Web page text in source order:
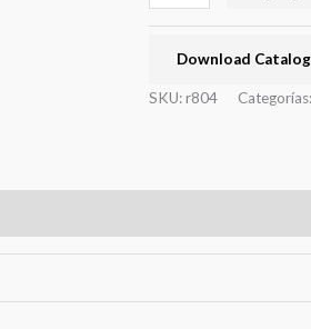
Download Catalog
SKU:r804